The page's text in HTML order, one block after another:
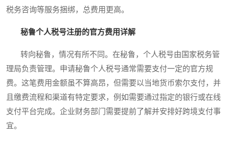
税务咨询等服务捆绑，总费用更高。
秘鲁个人税号注册的官方费用详解
转向秘鲁，情况有所不同。在秘鲁，个人税号由国家税务管
理局负责管理。申请秘鲁个人税号通常需要支付一定的官方规
费。这笔费用金额虽不算高昂，但需要以当地货币索尔支付，并
且缴费流程和渠道有特定要求，例如需要通过指定的银行或在线
支付平台完成。企业财务部门需要提前了解并安排好跨境支付事
宜。